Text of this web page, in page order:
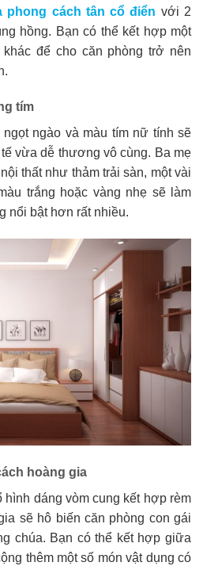
phong cách tân cổ điển với 2
hồng. Bạn có thể kết hợp một
để cho căn phòng trở nên
tím
ngào và màu tím nữ tính sẽ
vừa dễ thương vô cùng. Ba mẹ
thất như thảm trải sàn, một vài
trắng hoặc vàng nhẹ sẽ làm
nổi bật hơn rất nhiều.
hoàng gia
dáng vòm cung kết hợp rèm
sẽ hô biến căn phòng con gái
chúa. Bạn có thể kết hợp giữa
thêm một số món vật dụng có